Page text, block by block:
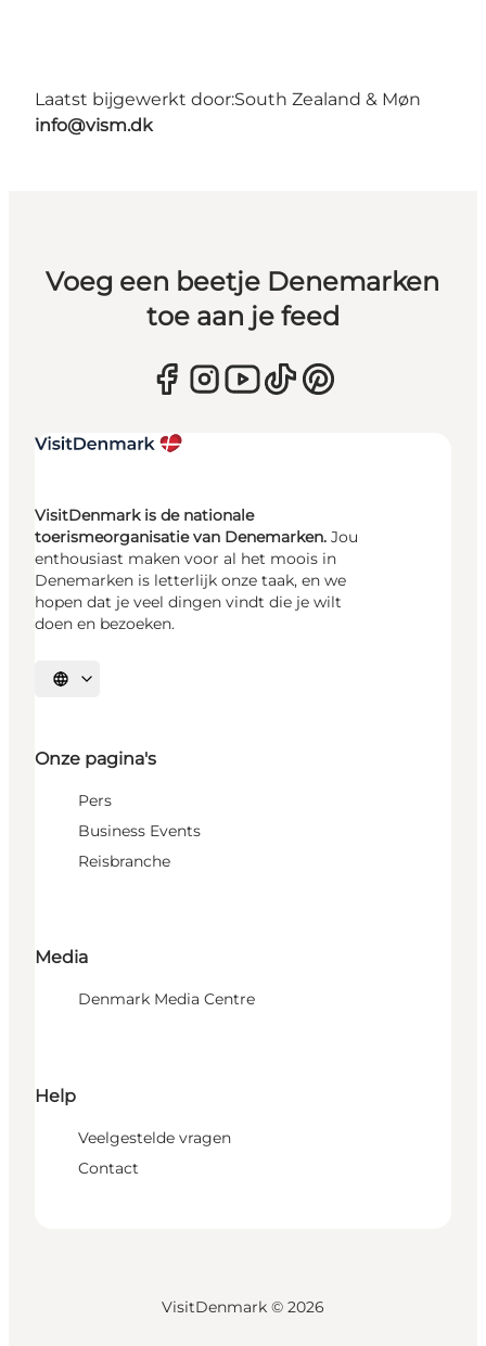
Laatst bijgewerkt door:South Zealand & Møn
info@vism.dk
Voeg een beetje Denemarken
toe aan je feed
VisitDenmark is de nationale
toerismeorganisatie van Denemarken. Jou
enthousiast maken voor al het moois in
Denemarken is letterlijk onze taak, en we
hopen dat je veel dingen vindt die je wilt
doen en bezoeken.
Selecteer taal
Onze pagina's
Pers
Business Events
Reisbranche
Media
Denmark Media Centre
Help
Veelgestelde vragen
Contact
VisitDenmark © 2026